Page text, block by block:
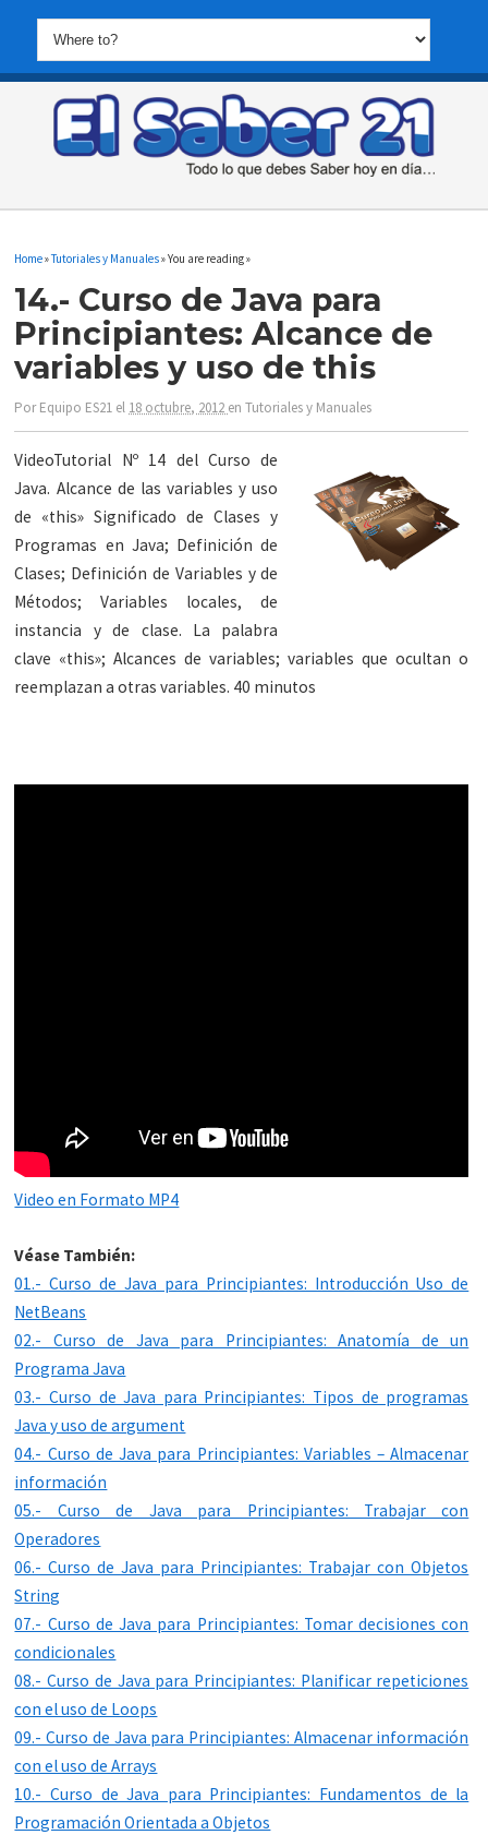
Home»Tutoriales y Manuales» You are reading »
14.- Curso de Java para
Principiantes: Alcance de
variables y uso de this
PorEquipo ES21 el 18 octubre, 2012 enTutoriales y Manuales
VideoTutorial Nº 14 del Curso de
Java. Alcance de las variables y uso
de «this» Significado de Clases y
Programas en Java; Definición de
Clases; Definición de Variables y de
Métodos; Variables locales, de
instancia y de clase. La palabra
clave «this»; Alcances de variables; variables que ocultan o
reemplazan a otras variables. 40 minutos
Video en Formato MP4
Véase También:
01.- Curso de Java para Principiantes: Introducción Uso de
NetBeans
02.- Curso de Java para Principiantes: Anatomía de un
Programa Java
03.- Curso de Java para Principiantes: Tipos de programas
Java y uso de argument
04.- Curso de Java para Principiantes: Variables – Almacenar
información
05.- Curso de Java para Principiantes: Trabajar con
Operadores
06.- Curso de Java para Principiantes: Trabajar con Objetos
String
07.- Curso de Java para Principiantes: Tomar decisiones con
condicionales
08.- Curso de Java para Principiantes: Planificar repeticiones
con el uso de Loops
09.- Curso de Java para Principiantes: Almacenar información
con el uso de Arrays
10.- Curso de Java para Principiantes: Fundamentos de la
Programación Orientada a Objetos